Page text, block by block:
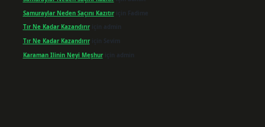
Samuraylar Neden Saçını Kazıtıriçin Fadime
Tır Ne Kadar Kazandırıriçin admin
Tır Ne Kadar Kazandırıriçin Sevim
Karaman Ilinin Neyi Meşhuriçin admin